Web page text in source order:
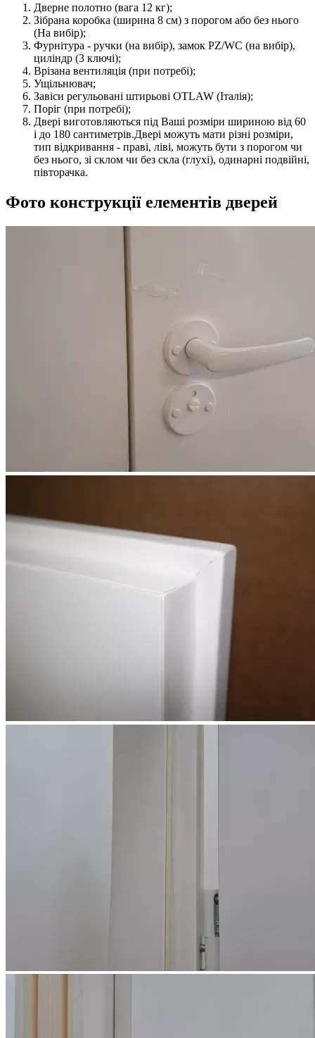
Дверне полотно (вага 12 кг);
Зібрана коробка (ширина 8 см) з порогом або без нього
(На вибір);
Фурнітура - ручки (на вибір), замок PZ/WC (на вибір),
циліндр (3 ключі);
Врізана вентиляція (при потребі);
Ущільнювач;
Завіси регульовані штирьові OTLAW (Італія);
Поріг (при потребі);
Двері виготовляються під Ваші розміри шириною від 60
і до 180 сантиметрів.Двері можуть мати різні розміри,
тип відкривання - праві, ліві, можуть бути з порогом чи
без нього, зі склом чи без скла (глухі), одинарні подвійні,
півторачка.
Фото конструкції елементів дверей